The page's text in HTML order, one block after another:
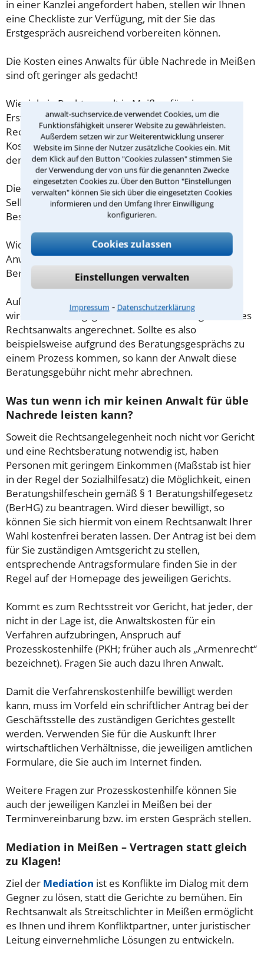
anwalt-suchservice.de verwendet Cookies, um die
Funktionsfähigkeit unserer Website zu gewährleisten.
Außerdem setzen wir zur Weiterentwicklung unserer
Website im Sinne der Nutzer zusätzliche Cookies ein. Mit
dem Klick auf den Button "Cookies zulassen" stimmen Sie
der Verwendung der von uns für die genannten Zwecke
eingesetzten Cookies zu. Über den Button "Einstellungen
verwalten" können Sie sich über die eingesetzten Cookies
informieren und den Umfang Ihrer Einwilligung
konfigurieren.
Cookies zulassen
Einstellungen verwalten
Impressum ⁃ Datenschutzerklärung
in einer Kanzlei angefordert haben, stellen wir Ihnen
eine Checkliste zur Verfügung, mit der Sie das
Erstgespräch ausreichend vorbereiten können.
Die Kosten eines Anwalts für üble Nachrede in Meißen
sind oft geringer als gedacht!
Wieviel ein Rechtsanwalt in Meißen für eine
Erstberatung verlangen darf, ist in §34 des
Rechtsanwaltsvergütungsgesetz (RVG) geregelt. Die
Kosten für das erste Beratungsgespräch betragen
demnach maximal 190,00 € zzgl. MwSt.
Diese Regelung gilt jedoch nur für Verbraucher. Für
Selbstständige oder Freiberufler gilt diese
Beschränkung nicht.
Wichtig daher: Klären Sie die Kostenfrage mit Ihrem
Anwalt aus Meißen schon zu Beginn der ersten
Beratung.
Außerdem gut zu wissen: Gemäß § 34 Absatz 2 RVG
wird die Beratungsgebühr auf weitere Tätigkeiten des
Rechtsanwalts angerechnet. Sollte es also
beispielsweise aufgrund des Beratungsgesprächs zu
einem Prozess kommen, so kann der Anwalt diese
Beratungsgebühr nicht mehr abrechnen.
Was tun wenn ich mir keinen Anwalt für üble
Nachrede leisten kann?
Soweit die Rechtsangelegenheit noch nicht vor Gericht
und eine Rechtsberatung notwendig ist, haben
Personen mit geringem Einkommen (Maßstab ist hier
in der Regel der Sozialhilfesatz) die Möglichkeit, einen
Beratungshilfeschein gemäß § 1 Beratungshilfegesetz
(BerHG) zu beantragen. Wird dieser bewilligt, so
können Sie sich hiermit von einem Rechtsanwalt Ihrer
Wahl kostenfrei beraten lassen. Der Antrag ist bei dem
für Sie zuständigen Amtsgericht zu stellen,
entsprechende Antragsformulare finden Sie in der
Regel auf der Homepage des jeweiligen Gerichts.
Kommt es zum Rechtsstreit vor Gericht, hat jeder, der
nicht in der Lage ist, die Anwaltskosten für ein
Verfahren aufzubringen, Anspruch auf
Prozesskostenhilfe (PKH; früher auch als „Armenrecht“
bezeichnet). Fragen Sie auch dazu Ihren Anwalt.
Damit die Verfahrenskostenhilfe bewilligt werden
kann, muss im Vorfeld ein schriftlicher Antrag bei der
Geschäftsstelle des zuständigen Gerichtes gestellt
werden. Verwenden Sie für die Auskunft Ihrer
wirtschaftlichen Verhältnisse, die jeweiligen amtlichen
Formulare, die Sie auch im Internet finden.
Weitere Fragen zur Prozesskostenhilfe können Sie
auch der jeweiligen Kanzlei in Meißen bei der
Terminvereinbarung bzw. im ersten Gespräch stellen.
Mediation in Meißen – Vertragen statt gleich
zu Klagen!
Ziel der Mediation ist es Konflikte im Dialog mit dem
Gegner zu lösen, statt die Gerichte zu bemühen. Ein
Rechtsanwalt als Streitschlichter in Meißen ermöglicht
es Ihnen und ihrem Konfliktpartner, unter juristischer
Leitung einvernehmliche Lösungen zu entwickeln.